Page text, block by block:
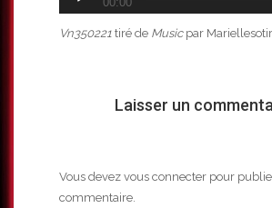
Vn350221 tiré de Musicpar
Laisser un
Vous devez vous connecter pour
commentaire.